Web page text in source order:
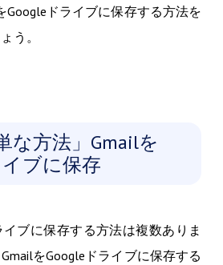
Googleドライブに保存する方法を
う。
な方法」Gmailを
ブに保存
イブに保存する方法は複数ありま
をGoogleドライブに保存する